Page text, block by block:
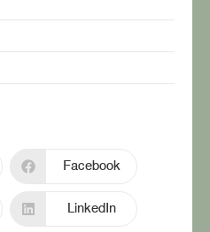
Facebook
LinkedIn